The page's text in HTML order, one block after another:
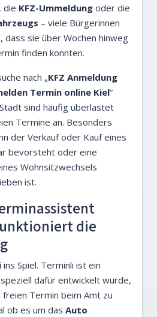
, die KFZ-Ummeldung oder die
– viele Bürgerinnen
dass sie über Wochen hinweg
finden konnten.
nach „KFZ Anmeldung
Termin online Kiel“
sind häufig überlastet
Termine an. Besonders
der Verkauf oder Kauf eines
bevorsteht oder eine
Wohnsitzwechsels
ist.
die
ins Spiel. Terminli ist ein
dafür entwickelt wurde,
freien Termin beim Amt zu
ob es um das Auto